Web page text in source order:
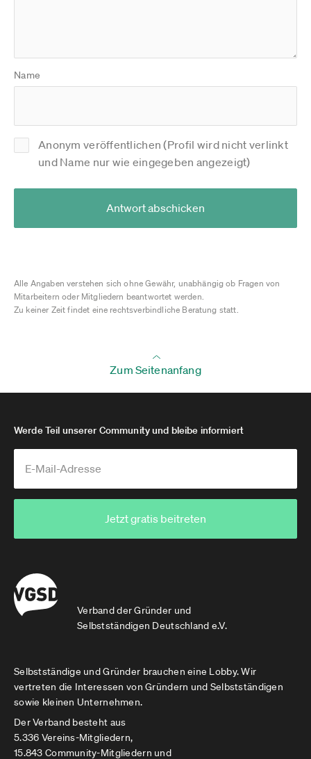
Name
Anonym veröffentlichen (Profil wird nicht verlinkt
und Name nur wie eingegeben angezeigt)
Antwort abschicken
Alle Angaben verstehen sich ohne Gewähr, unabhängig ob Fragen von
Mitarbeitern oder Mitgliedern beantwortet werden.
Zu keiner Zeit findet eine rechtsverbindliche Beratung statt.
Zum Seitenanfang
Verband der Gründer und
Selbstständigen Deutschland e.V.
Werde Teil unserer Community und bleibe informiert
Jetzt gratis beitreten
Selbstständige und Gründer brauchen eine Lobby. Wir
vertreten die Interessen von Gründern und Selbstständigen
sowie kleinen Unternehmen.
Der Verband besteht aus
5.336 Vereins-Mitgliedern,
15.843 Community-Mitgliedern und